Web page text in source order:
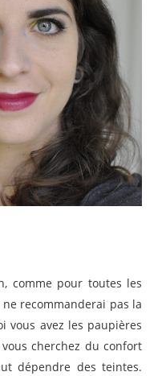
comme pour toutes les
recommanderai pas la
vous avez les paupières
cherchez du confort
dépendre des teintes.